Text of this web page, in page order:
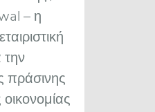
– η
την
οικονομίας